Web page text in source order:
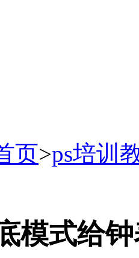
页>ps培训
模式给